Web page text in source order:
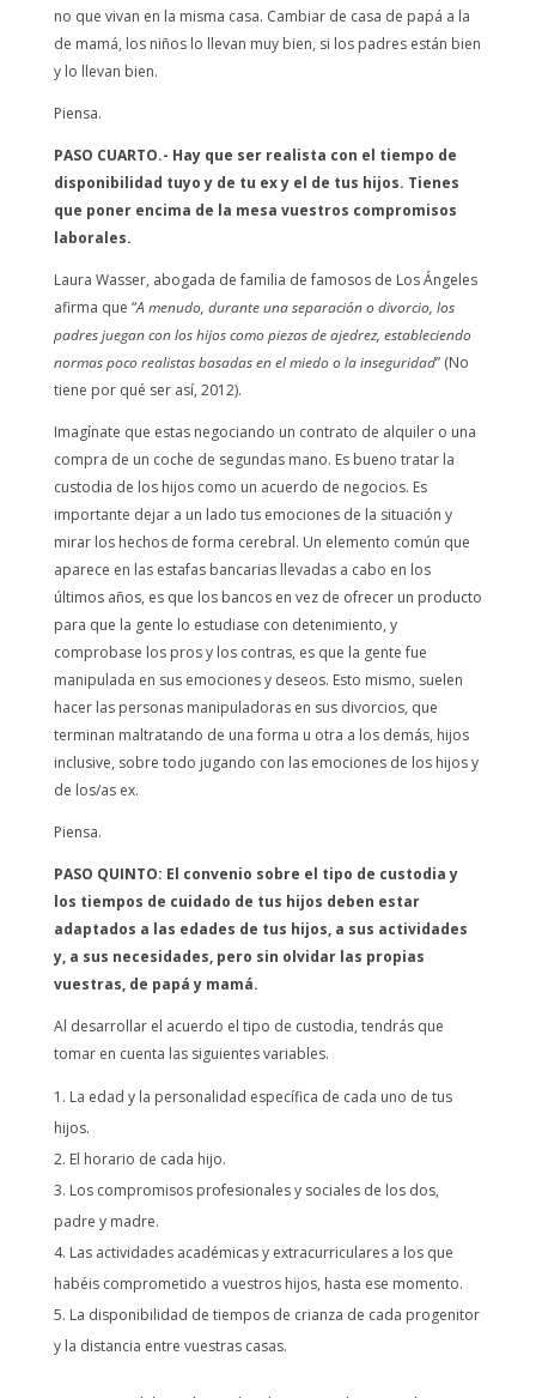
no que vivan en la misma casa. Cambiar de casa de papá a la
de mamá, los niños lo llevan muy bien, si los padres están bien
y lo llevan bien.
Piensa.
PASO CUARTO.- Hay que ser realista con el tiempo de
disponibilidad tuyo y de tu ex y el de tus hijos. Tienes
que poner encima de la mesa vuestros compromisos
laborales.
Laura Wasser, abogada de familia de famosos de Los Ángeles
afirma que “A menudo, durante una separación o divorcio, los
padres juegan con los hijos como piezas de ajedrez, estableciendo
normas poco realistas basadas en el miedo o la inseguridad” (No
tiene por qué ser así, 2012).
Imagínate que estas negociando un contrato de alquiler o una
compra de un coche de segundas mano. Es bueno tratar la
custodia de los hijos como un acuerdo de negocios. Es
importante dejar a un lado tus emociones de la situación y
mirar los hechos de forma cerebral. Un elemento común que
aparece en las estafas bancarias llevadas a cabo en los
últimos años, es que los bancos en vez de ofrecer un producto
para que la gente lo estudiase con detenimiento, y
comprobase los pros y los contras, es que la gente fue
manipulada en sus emociones y deseos. Esto mismo, suelen
hacer las personas manipuladoras en sus divorcios, que
terminan maltratando de una forma u otra a los demás, hijos
inclusive, sobre todo jugando con las emociones de los hijos y
de los/as ex.
Piensa.
PASO QUINTO: El convenio sobre el tipo de custodia y
los tiempos de cuidado de tus hijos deben estar
adaptados a las edades de tus hijos, a sus actividades
y, a sus necesidades, pero sin olvidar las propias
vuestras, de papá y mamá.
Al desarrollar el acuerdo el tipo de custodia, tendrás que
tomar en cuenta las siguientes variables.
La edad y la personalidad específica de cada uno de tus
hijos.
El horario de cada hijo.
Los compromisos profesionales y sociales de los dos,
padre y madre.
Las actividades académicas y extracurriculares a los que
habéis comprometido a vuestros hijos, hasta ese momento.
La disponibilidad de tiempos de crianza de cada progenitor
y la distancia entre vuestras casas.